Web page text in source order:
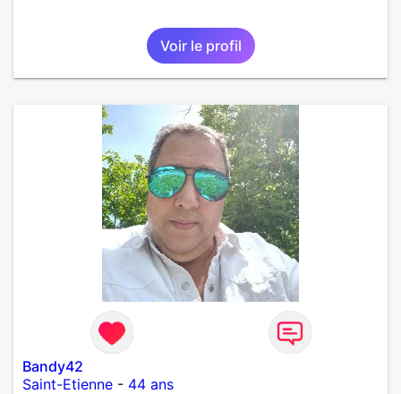
Voir le profil
Bandy42
Saint-Etienne - 44 ans